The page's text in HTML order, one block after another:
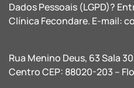
Dados Pessoais (LGPD)?
Clínica Fecondare. E-mail:
Rua Menino Deus, 63 Sala
Centro CEP: 88020-203 –